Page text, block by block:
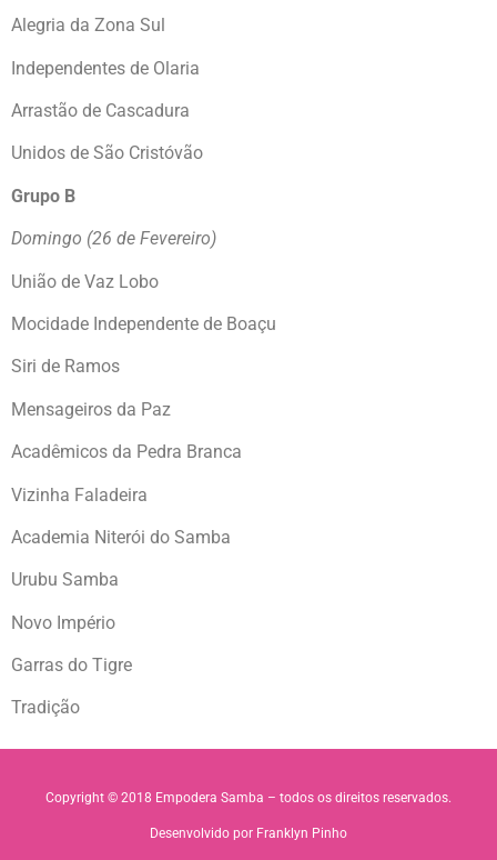
Alegria da Zona Sul
Independentes de Olaria
Arrastão de Cascadura
Unidos de São Cristóvão
Grupo B
Domingo (26 de Fevereiro)
União de Vaz Lobo
Mocidade Independente de Boaçu
Siri de Ramos
Mensageiros da Paz
Acadêmicos da Pedra Branca
Vizinha Faladeira
Academia Niterói do Samba
Urubu Samba
Novo Império
Garras do Tigre
Tradição
Copyright © 2018 Empodera Samba – todos os direitos reservados.
Desenvolvido por Franklyn Pinho